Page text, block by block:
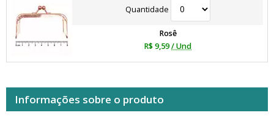
Quantidade
Rosê
R$ 9,59/ Und
Informações sobre o produto